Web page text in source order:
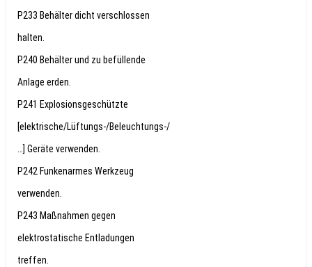
P233 Behälter dicht verschlossen
halten.
P240 Behälter und zu befüllende
Anlage erden.
P241 Explosionsgeschützte
[elektrische/Lüftungs-/Beleuchtungs-/
…] Geräte verwenden.
P242 Funkenarmes Werkzeug
verwenden.
P243 Maßnahmen gegen
elektrostatische Entladungen
treffen.